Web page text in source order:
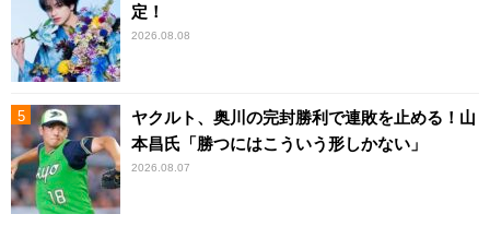
定！
2026.08.08
ヤクルト、奥川の完封勝利で連敗を止める！山
本昌氏「勝つにはこういう形しかない」
2026.08.07